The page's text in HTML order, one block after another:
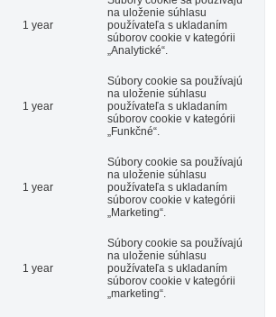
1 year
na uloženie súhlasu
používateľa s ukladaním
súborov cookie v kategórii
„Analytické“.
1 year
Súbory cookie sa používajú
na uloženie súhlasu
používateľa s ukladaním
súborov cookie v kategórii
„Funkčné“.
1 year
Súbory cookie sa používajú
na uloženie súhlasu
používateľa s ukladaním
súborov cookie v kategórii
„Marketing“.
1 year
Súbory cookie sa používajú
na uloženie súhlasu
používateľa s ukladaním
súborov cookie v kategórii
„marketing“.